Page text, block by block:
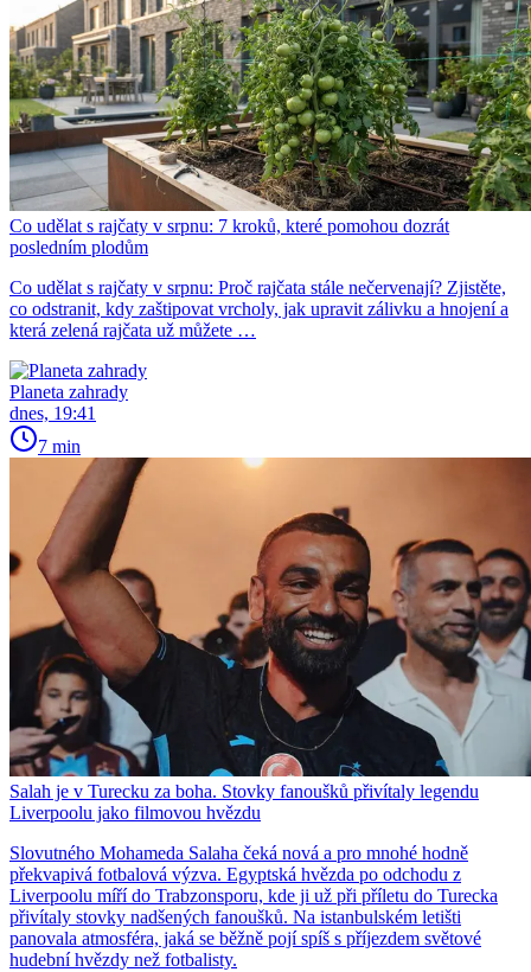
Co udělat s rajčaty v srpnu: 7 kroků, které pomohou dozrát
posledním plodům
Co udělat s rajčaty v srpnu: Proč rajčata stále nečervenají? Zjistěte,
co odstranit, kdy zaštipovat vrcholy, jak upravit zálivku a hnojení a
která zelená rajčata už můžete …
Planeta zahrady
dnes, 19:41
7 min
Salah je v Turecku za boha. Stovky fanoušků přivítaly legendu
Liverpoolu jako filmovou hvězdu
Slovutného Mohameda Salaha čeká nová a pro mnohé hodně
překvapivá fotbalová výzva. Egyptská hvězda po odchodu z
Liverpoolu míří do Trabzonsporu, kde ji už při příletu do Turecka
přivítaly stovky nadšených fanoušků. Na istanbulském letišti
panovala atmosféra, jaká se běžně pojí spíš s příjezdem světové
hudební hvězdy než fotbalisty.